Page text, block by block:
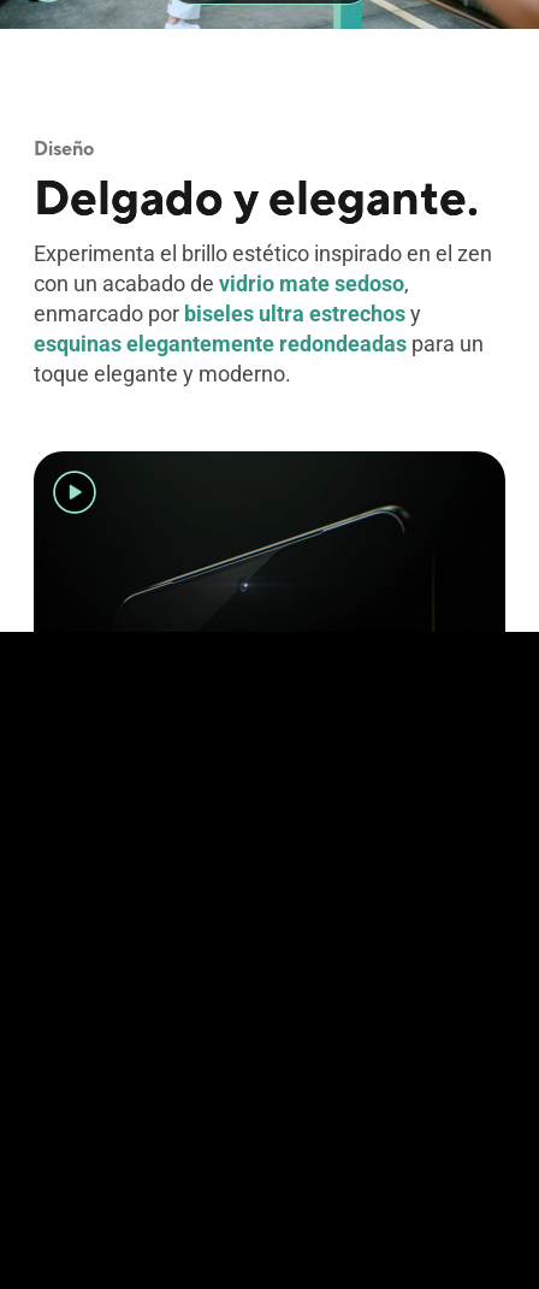
Diseño
Delgado y elegante.
Experimenta el brillo estético inspirado en el zen
con un acabado de vidrio mate sedoso,
enmarcado por biseles ultra estrechosy
esquinas elegantemente redondeadas para un
toque elegante y moderno.